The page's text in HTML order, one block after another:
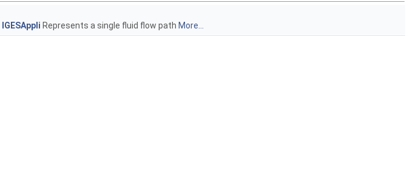
IGESAppli Represents a single fluid flow path More...